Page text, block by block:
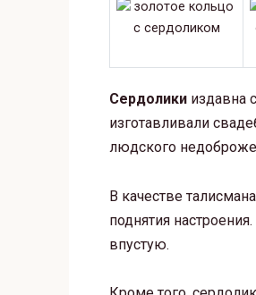
Сердолики издавна
изготавливали
людского
В качестве талисмана
поднятия
впустую.